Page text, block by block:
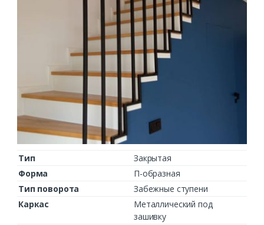
Тип
Закрытая
Форма
П-образная
Тип поворота
Забежные ступени
Каркас
Металлический под
зашивку